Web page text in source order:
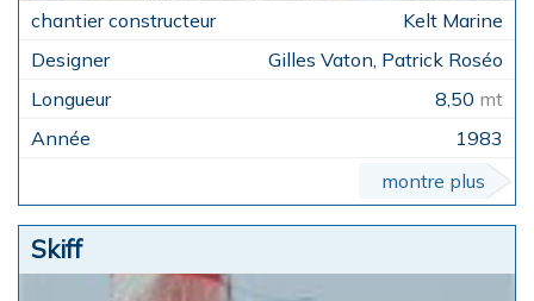
Kelt Marine
Gilles Vaton, Patrick Roséo
8,50 mt
1983
montre plus
Skiff